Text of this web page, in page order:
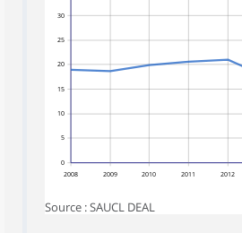
0
5
10
15
20
25
30
2008 2009 2010 2011 2012
Source : SAUCL DEAL